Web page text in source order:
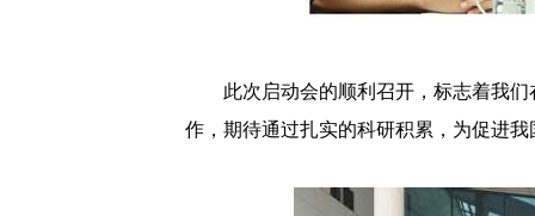
此次启动会的顺利召开，标志着我
作，期待通过扎实的科研积累，为促进